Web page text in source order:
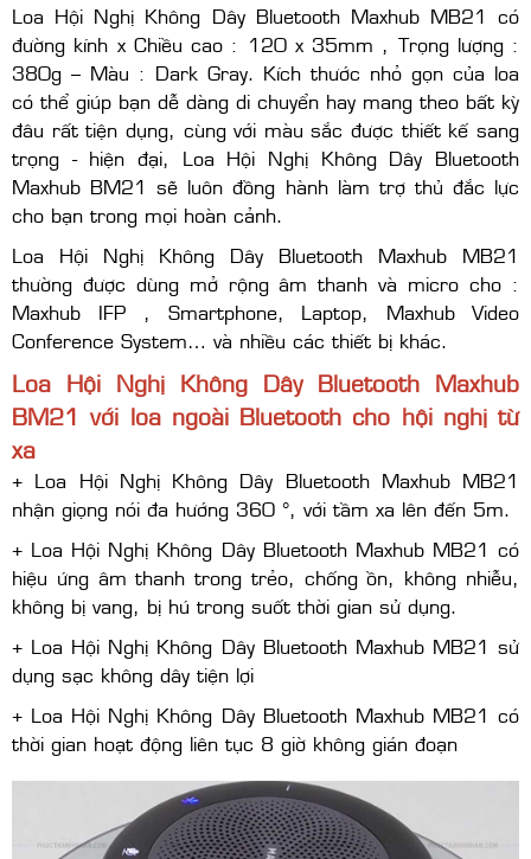
Loa Hội Nghị Không Dây Bluetooth Maxhub MB21 có
đường kính x Chiều cao : 120 x 35mm , Trọng lượng :
380g – Màu : Dark Gray. Kích thước nhỏ gọn của loa
có thể giúp bạn dễ dàng di chuyển hay mang theo bất kỳ
đâu rất tiện dụng, cùng với màu sắc được thiết kế sang
trọng - hiện đại, Loa Hội Nghị Không Dây Bluetooth
Maxhub BM21 sẽ luôn đồng hành làm trợ thủ đắc lực
cho bạn trong mọi hoàn cảnh.
Loa Hội Nghị Không Dây Bluetooth Maxhub MB21
thường được dùng mở rộng âm thanh và micro cho :
Maxhub IFP , Smartphone, Laptop, Maxhub Video
Conference System… và nhiều các thiết bị khác.
Loa Hội Nghị Không Dây Bluetooth Maxhub
BM21 với loa ngoài Bluetooth cho hội nghị từ
xa
+ Loa Hội Nghị Không Dây Bluetooth Maxhub MB21
nhận giọng nói đa hướng 360 °, với tầm xa lên đến 5m.
+ Loa Hội Nghị Không Dây Bluetooth Maxhub MB21 có
hiệu ứng âm thanh trong trẻo, chống ồn, không nhiễu,
không bị vang, bị hú trong suốt thời gian sử dụng.
+ Loa Hội Nghị Không Dây Bluetooth Maxhub MB21 sử
dụng sạc không dây tiện lợi
+ Loa Hội Nghị Không Dây Bluetooth Maxhub MB21 có
thời gian hoạt động liên tục 8 giờ không gián đoạn